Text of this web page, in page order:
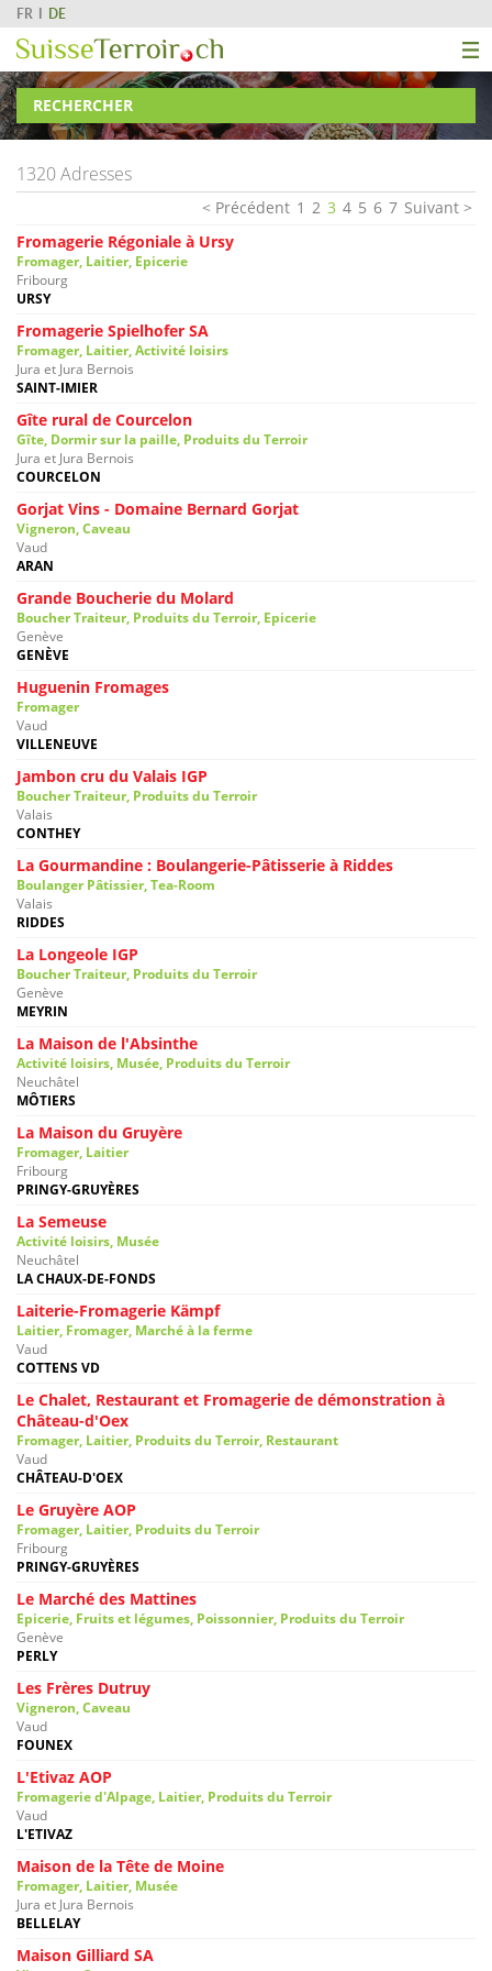
FR DE
RECHERCHER
1320 Adresses
Précédent 1 2 3 4 5 6 7 Suivant
Fromagerie Régoniale à Ursy
Fromager, Laitier, Epicerie
Fribourg
URSY
Fromagerie Spielhofer SA
Fromager, Laitier, Activité loisirs
Jura et Jura Bernois
SAINT-IMIER
Gîte rural de Courcelon
Gîte, Dormir sur la paille, Produits du Terroir
Jura et Jura Bernois
COURCELON
Gorjat Vins - Domaine Bernard Gorjat
Vigneron, Caveau
Vaud
ARAN
Grande Boucherie du Molard
Boucher Traiteur, Produits du Terroir, Epicerie
Genève
GENÈVE
Huguenin Fromages
Fromager
Vaud
VILLENEUVE
Jambon cru du Valais IGP
Boucher Traiteur, Produits du Terroir
Valais
CONTHEY
La Gourmandine : Boulangerie-Pâtisserie à Riddes
Boulanger Pâtissier, Tea-Room
Valais
RIDDES
La Longeole IGP
Boucher Traiteur, Produits du Terroir
Genève
MEYRIN
La Maison de l'Absinthe
Activité loisirs, Musée, Produits du Terroir
Neuchâtel
MÔTIERS
La Maison du Gruyère
Fromager, Laitier
Fribourg
PRINGY-GRUYÈRES
La Semeuse
Activité loisirs, Musée
Neuchâtel
LA CHAUX-DE-FONDS
Laiterie-Fromagerie Kämpf
Laitier, Fromager, Marché à la ferme
Vaud
COTTENS VD
Le Chalet, Restaurant et Fromagerie de démonstration à
Château-d'Oex
Fromager, Laitier, Produits du Terroir, Restaurant
Vaud
CHÂTEAU-D'OEX
Le Gruyère AOP
Fromager, Laitier, Produits du Terroir
Fribourg
PRINGY-GRUYÈRES
Le Marché des Mattines
Epicerie, Fruits et légumes, Poissonnier, Produits du Terroir
Genève
PERLY
Les Frères Dutruy
Vigneron, Caveau
Vaud
FOUNEX
L'Etivaz AOP
Fromagerie d'Alpage, Laitier, Produits du Terroir
Vaud
L'ETIVAZ
Maison de la Tête de Moine
Fromager, Laitier, Musée
Jura et Jura Bernois
BELLELAY
Maison Gilliard SA